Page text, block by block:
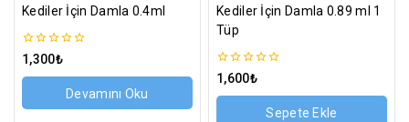
Kediler İçin Damla 0.4ml
0
üzerinden
1,300₺
Devamını Oku
Kediler İçin Damla 0.89 ml 1
Tüp
0
üzerinden
1,600₺
Sepete Ekle